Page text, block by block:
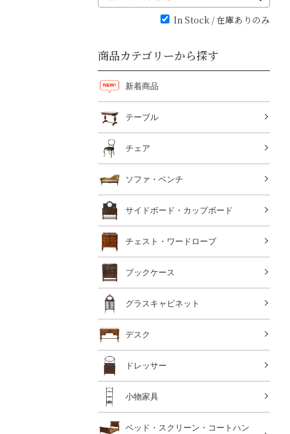
In Stock / 在庫ありのみ
商品カテゴリーから探す
新着商品
テーブル
チェア
ソファ・ベンチ
サイドボード・カップボード
チェスト・ワードローブ
ブックケース
グラスキャビネット
デスク
ドレッサー
小物家具
ベッド・スクリーン・コートハン